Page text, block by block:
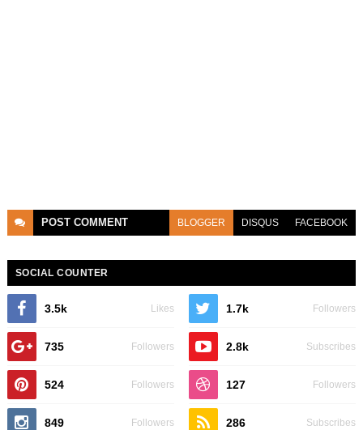
POST COMMENT BLOGGER DISQUS FACEBOOK
SOCIAL COUNTER
3.5k Likes 1.7k Followers
735 Followers 2.8k Subscribes
524 Followers 127 Followers
849 Followers 286 Subscribes